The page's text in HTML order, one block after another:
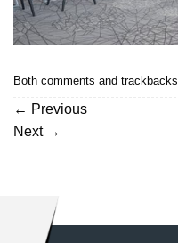
Both comments and
← Previous
Next →